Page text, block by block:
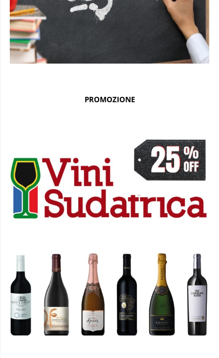
PROMOZIONE